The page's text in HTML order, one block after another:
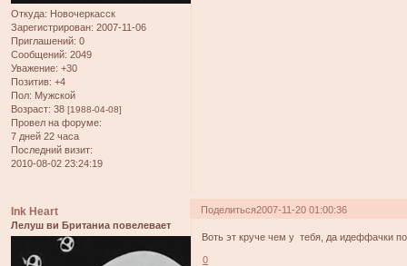
Откуда: Новочеркасск
Зарегистрирован: 2007-11-06
Приглашений: 0
Сообщений: 2049
Уважение: +30
Позитив: +4
Пол: Мужской
Возраст: 38 [1988-04-08]
Провел на форуме:
7 дней 22 часа
Последний визит:
2010-08-02 23:24:19
Поделиться2007-11-20 01:00:36
Ink Heart
Лелуш ви Британиа повелевает
Воть эт круче чем у тебя, да идеффачки
0